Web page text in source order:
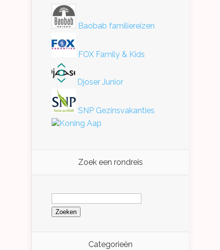
Baobab familiereizen
FOX Family & Kids
Djoser Junior
SNP Gezinsvakanties
Koning Aap
Zoek een rondreis
Zoeken
naar:
Categorieën